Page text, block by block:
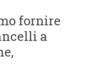
fornire
a